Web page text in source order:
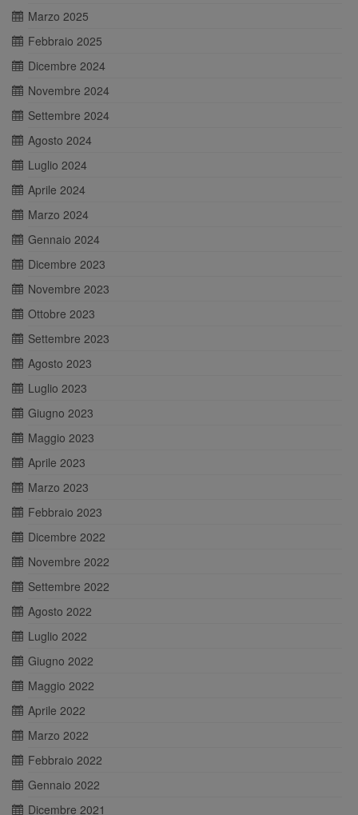
Marzo 2025
Febbraio 2025
Dicembre 2024
Novembre 2024
Settembre 2024
Agosto 2024
Luglio 2024
Aprile 2024
Marzo 2024
Gennaio 2024
Dicembre 2023
Novembre 2023
Ottobre 2023
Settembre 2023
Agosto 2023
Luglio 2023
Giugno 2023
Maggio 2023
Aprile 2023
Marzo 2023
Febbraio 2023
Dicembre 2022
Novembre 2022
Settembre 2022
Agosto 2022
Luglio 2022
Giugno 2022
Maggio 2022
Aprile 2022
Marzo 2022
Febbraio 2022
Gennaio 2022
Dicembre 2021